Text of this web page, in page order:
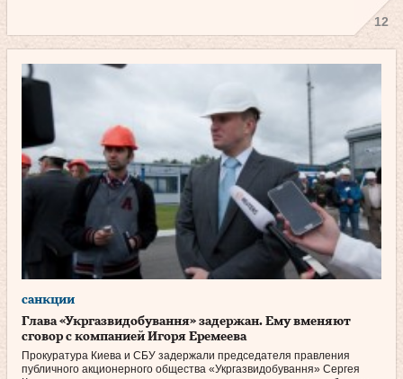
12
санкции
Глава «Укргазвидобування» задержан. Ему вменяют
сговор с компанией Игоря Еремеева
Прокуратура Киева и СБУ задержали председателя правления
публичного акционерного общества «Укргазвидобування» Сергея